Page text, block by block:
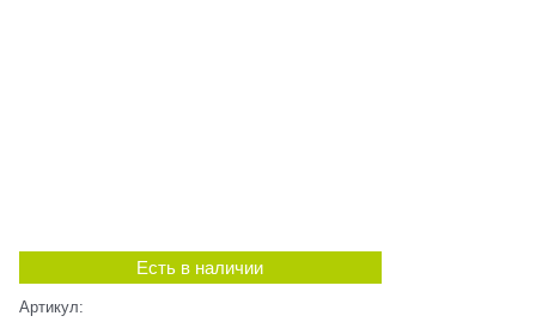
Есть в наличии
Артикул: